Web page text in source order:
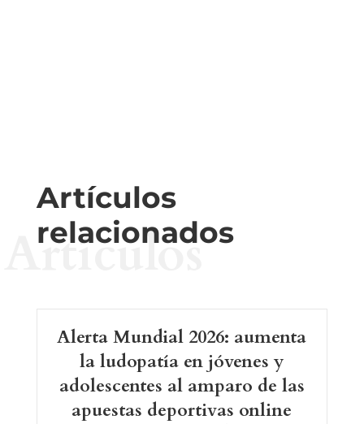
Artículos
relacionados
Artículos
Alerta Mundial 2026: aumenta
la ludopatía en jóvenes y
adolescentes al amparo de las
apuestas deportivas online